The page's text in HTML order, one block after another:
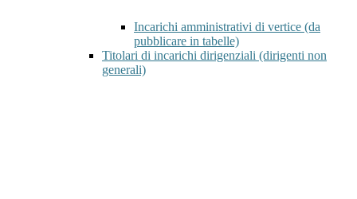
Incarichi amministrativi di vertice (da
pubblicare in tabelle)
Titolari di incarichi dirigenziali (dirigenti non
generali)